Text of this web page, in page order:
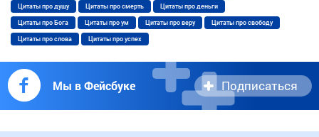
Цитаты про душу Цитаты про смерть Цитаты про деньги
Цитаты про Бога Цитаты про ум Цитаты про веру Цитаты про свободу
Цитаты про слова Цитаты про успех
Мы в Фейсбуке Подписаться